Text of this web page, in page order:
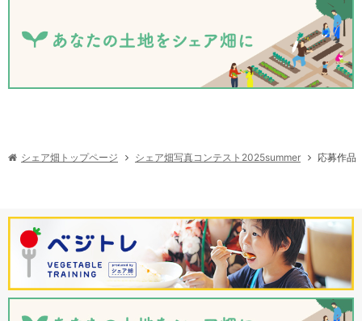
シェア畑トップページ シェア畑写真コンテスト2025summer 応募作品